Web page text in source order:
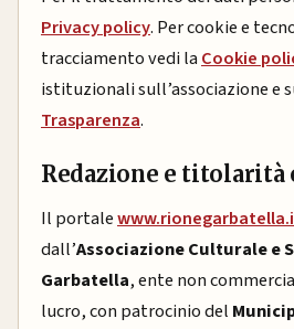
Privacy policy. Per cookie e
tracciamento vedi laCookie
istituzionali sull’associazione e
Trasparenza.
Redazione e
Il portale
dall’Associazione Culturale e
Garbatella, ente non
lucro, con patrocinio del